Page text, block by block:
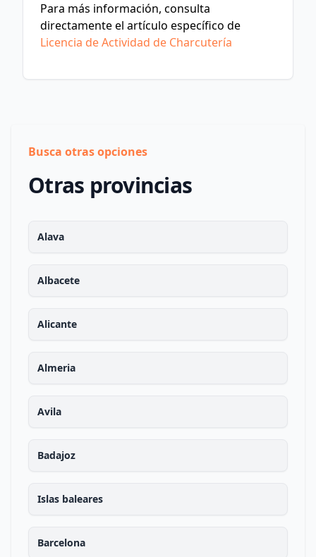
Para más información, consulta
directamente el artículo específico de
Licencia de Actividad de Charcutería
Busca otras opciones
Otras provincias
Alava
Albacete
Alicante
Almeria
Avila
Badajoz
Islas baleares
Barcelona